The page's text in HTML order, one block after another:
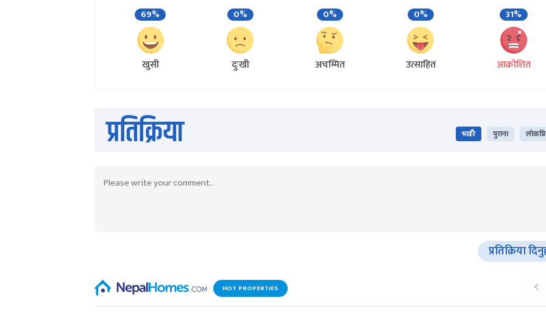
69%
खुसी
0%
दुःखी
0%
अचम्मित
0%
उत्साहित
31%
आक्रोशित
प्रतिक्रिया भर्खरै पुराना
प्रतिक्रिया
HOT PROPERTIES ‹